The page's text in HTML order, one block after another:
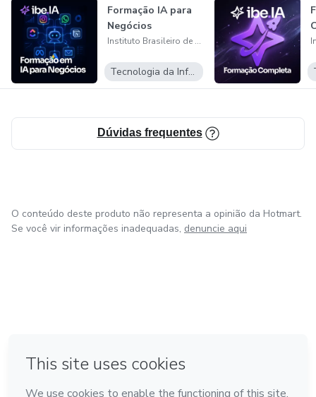
Formação IA para
Negócios
Instituto Brasileiro de Educação em IA
Tecnologia da Informação
Dúvidas frequentes
O conteúdo deste produto não representa a opinião da Hotmart.
Se você vir informações inadequadas, denuncie aqui
Feito com ❤ na Cidade do México